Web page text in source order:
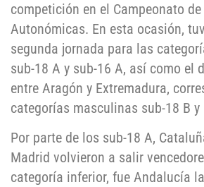
competición en el Campeonato
Autonómicas. En esta ocasión,
segunda jornada para las
sub-18 A y sub-16 A, así como el
entre Aragón y Extremadura,
categorías masculinas sub-18 B y
Por parte de los sub-18 A,
Madrid volvieron a salir
categoría inferior, fue Andalucía